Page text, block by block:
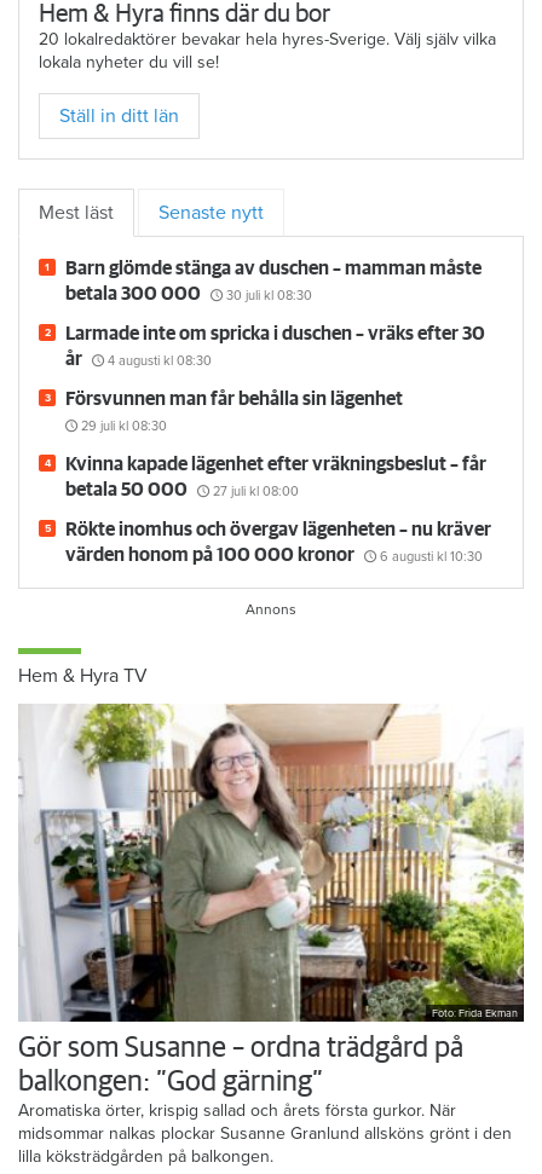
Hem & Hyra finns där du bor
20 lokalredaktörer bevakar hela hyres-Sverige. Välj själv vilka
lokala nyheter du vill se!
Ställ in ditt län
Mest läst Senaste nytt
Barn glömde stänga av duschen – mamman måste
betala 300 000
30 juli kl 08:30
Larmade inte om spricka i duschen – vräks efter 30
år
4 augusti kl 08:30
Försvunnen man får behålla sin lägenhet
29 juli kl 08:30
Kvinna kapade lägenhet efter vräkningsbeslut – får
betala 50 000
27 juli kl 08:00
Rökte inomhus och övergav lägenheten – nu kräver
värden honom på 100 000 kronor
6 augusti kl 10:30
Hem & Hyra TV
Foto: Frida Ekman
Gör som Susanne – ordna trädgård på
balkongen: ”God gärning”
Aromatiska örter, krispig sallad och årets första gurkor. När
midsommar nalkas plockar Susanne Granlund allsköns grönt i den
lilla köksträdgården på balkongen.